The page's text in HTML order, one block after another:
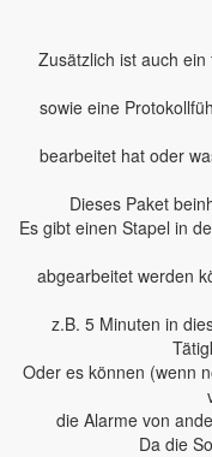
Zusätzlich ist auch
sowie eine
bearbeitet hat oder
Dieses Paket
Es gibt einen Stapel in
abgearbeitet werden
z.B. 5 Minuten in
Oder es können (wenn
die Alarme von
Da die